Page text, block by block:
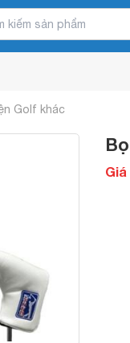
Golf khác
Giá